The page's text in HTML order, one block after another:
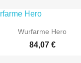
Wurfarme Hero
84,07 €